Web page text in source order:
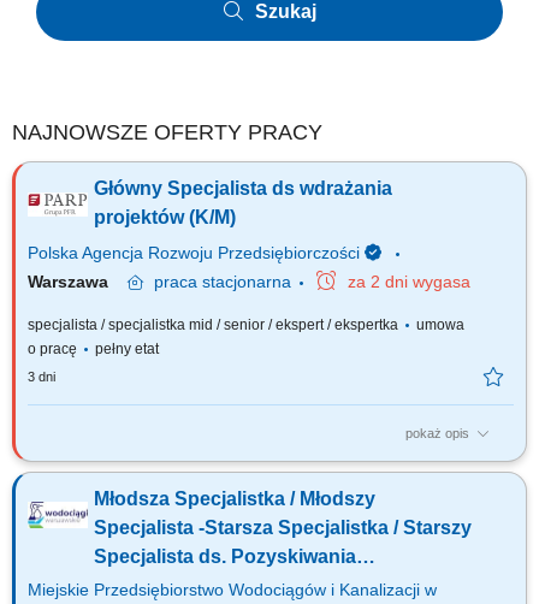
Szukaj
NAJNOWSZE OFERTY PRACY
Główny Specjalista ds wdrażania
projektów (K/M)
Polska Agencja Rozwoju Przedsiębiorczości
Warszawa
praca stacjonarna za 2 dni wygasa
specjalista / specjalistka mid / senior / ekspert / ekspertka
umowa
o pracę
pełny etat
3 dni
pokaż opis
Główne obowiązki: Realizacja zadań określonych dla Sekcji Wdrażania I
zakresie aktualizacji aktów prawnych, dokumentów programowych,
wzorów umów o dofinansowanie oraz procedur i regulacji wewnętrznych;
Weryfikacja i...
Młodsza Specjalistka / Młodszy
Specjalista -Starsza Specjalistka / Starszy
Specjalista ds. Pozyskiwania
Finansowania (k/m/n)
Miejskie Przedsiębiorstwo Wodociągów i Kanalizacji w